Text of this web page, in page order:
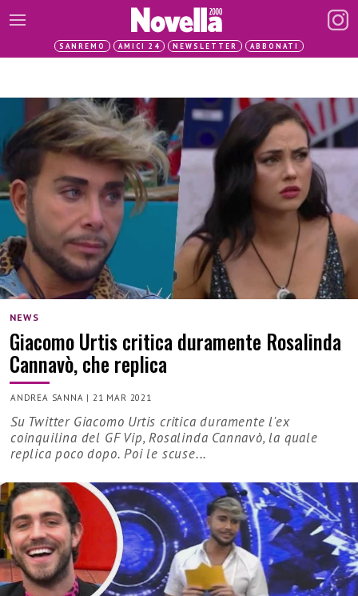
SANREMO AMICI 24 NEWSLETTER ABBONATI
NEWS
Giacomo Urtis critica duramente Rosalinda
Cannavò, che replica
ANDREA SANNA |21 MAR 2021
Su Twitter Giacomo Urtis critica duramente l'ex
coinquilina del GF Vip, Rosalinda Cannavò, la quale
replica poco dopo. Poi le scuse...